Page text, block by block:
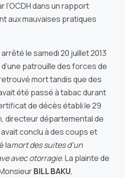
dans un rapport
aux mauvaises pratiques
arrêté le samedi 20 juillet 2013
d’une patrouille des forces de
mort tandis que des
été passé à tabac durant
de décès établi le 29
directeur départemental de
conclu à des coups et
lamort des suites d’un
avec otorragie. La plainte de
BILL BAKU,